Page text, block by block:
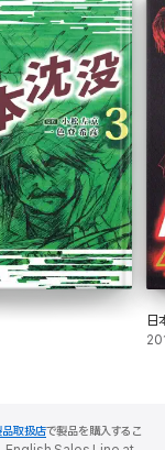
日
取扱店で製品を購入するこ